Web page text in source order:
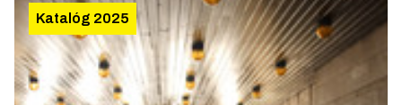
Katalóg 2025